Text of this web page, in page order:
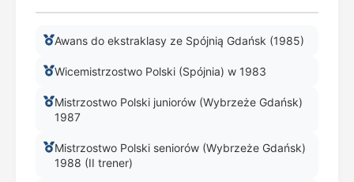
Awans do ekstraklasy ze Spójnią Gdańsk (1985)
Wicemistrzostwo Polski (Spójnia) w 1983
Mistrzostwo Polski juniorów (Wybrzeże Gdańsk)
1987
Mistrzostwo Polski seniorów (Wybrzeże Gdańsk)
1988 (II trener)